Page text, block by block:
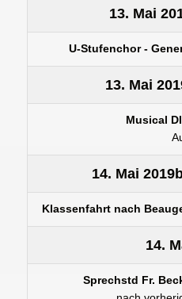
13. Mai
U-Stufenchor -
13. Mai
Musical
14. Mai 2019
Klassenfahrt nach
14.
Sprechstd Fr.